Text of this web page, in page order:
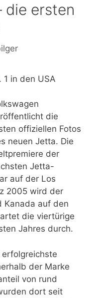
die ersten
1 in den USA
die
offiziellen Fotos
neuen Jetta. Die
der
Jetta-
auf der Los
2005 wird der
Kanada auf den
die viertürige
Jahres durch.
der Marke
von rund
dort seit